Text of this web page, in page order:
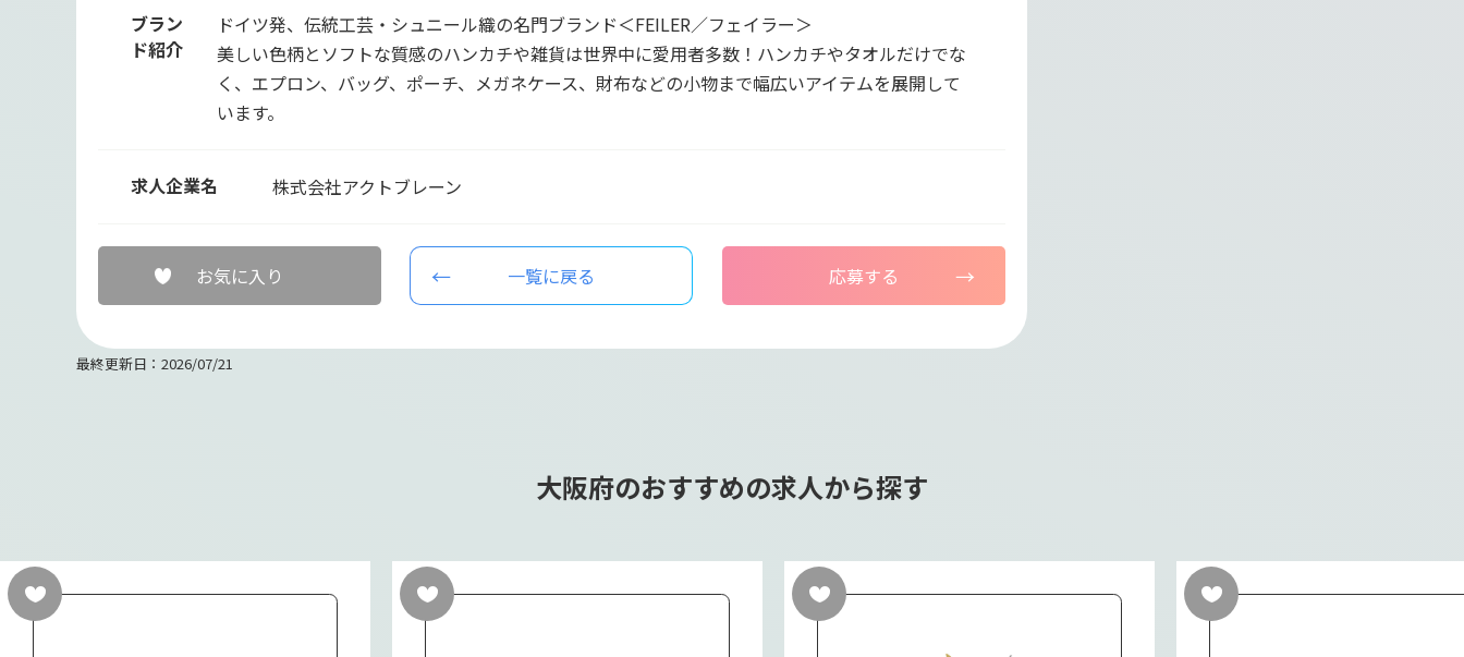
ブラン
ド紹介
ドイツ発、伝統工芸・シュニール織の名門ブランド＜FEILER／フェイラー＞
美しい色柄とソフトな質感のハンカチや雑貨は世界中に愛用者多数！ハンカチやタオルだけでな
く、エプロン、バッグ、ポーチ、メガネケース、財布などの小物まで幅広いアイテムを展開して
います。
求人企業名 株式会社アクトブレーン
お気に入り 一覧に戻る 応募する
最終更新日：2026/07/21
大阪府のおすすめの求人から探す